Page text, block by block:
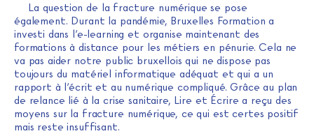
La question de la fracture numérique se pose
également. Durant la pandémie, Bruxelles Formation a
investi dans l’e-learning et organise maintenant des
formations à distance pour les métiers en pénurie. Cela ne
va pas aider notre public bruxellois qui ne dispose pas
toujours du matériel informatique adéquat et qui a un
rapport à l’écrit et au numérique compliqué. Grâce au plan
de relance lié à la crise sanitaire, Lire et Écrire a reçu des
moyens sur la fracture numérique, ce qui est certes positif
mais reste insuffisant.